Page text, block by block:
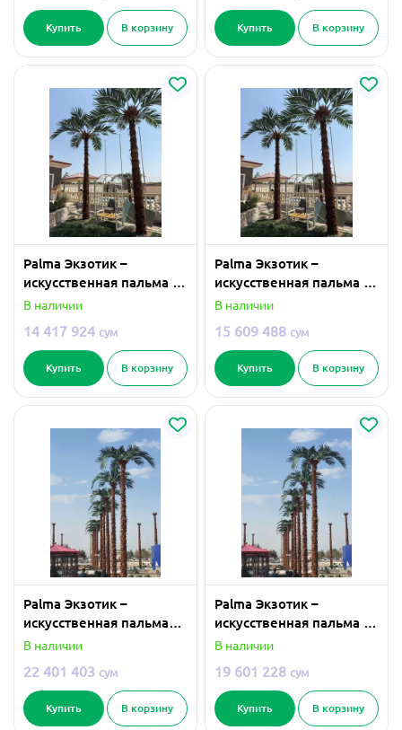
Купить В корзину Купить В корзину
Palma Экзотик –
искусственная пальма 7
метра
В наличии
14 417 924 сум
Купить В корзину
Palma Экзотик –
искусственная пальма 8
метра
В наличии
15 609 488 сум
Купить В корзину
Palma Экзотик –
искусственная пальма
10 метра
В наличии
22 401 403 сум
Купить В корзину
Palma Экзотик –
искусственная пальма 9
метра
В наличии
19 601 228 сум
Купить В корзину